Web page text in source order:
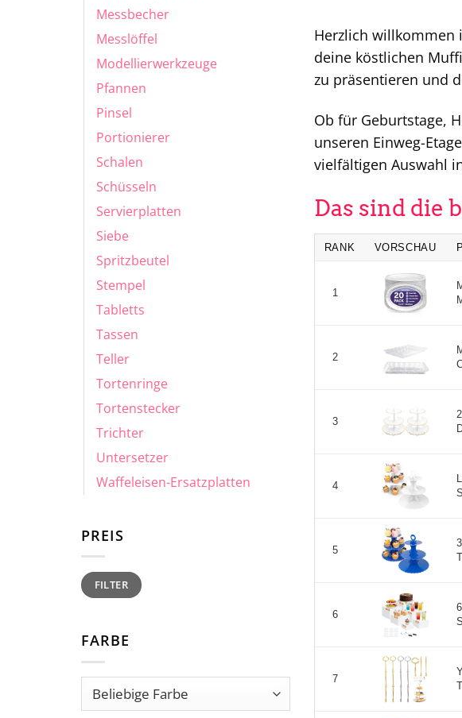
Messbecher
Messlöffel
Modellierwerkzeuge
Pfannen
Pinsel
Portionierer
Schalen
Schüsseln
Servierplatten
Siebe
Spritzbeutel
Stempel
Tabletts
Tassen
Teller
Tortenringe
Tortenstecker
Trichter
Untersetzer
Waffeleisen-Ersatzplatten
PREIS
Min.
Preis
Max.
PreisFILTER
FARBE
Herzlich willkommen
deine köstlichen
zu präsentieren und
Ob für Geburtstage,
unseren Einweg-
vielfältigen Auswahl
Das sind die
RANK VORSCHAU
1
2
3
4
5
6
7